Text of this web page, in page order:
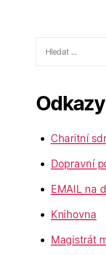
vyhledávání:
Odkazy
Charitní
Dopravní
EMAIL na
Knihovna
Magistrát